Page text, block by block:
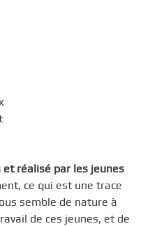
réalisé par les jeunes
ce qui est une trace
semble de nature à
de ces jeunes, et de